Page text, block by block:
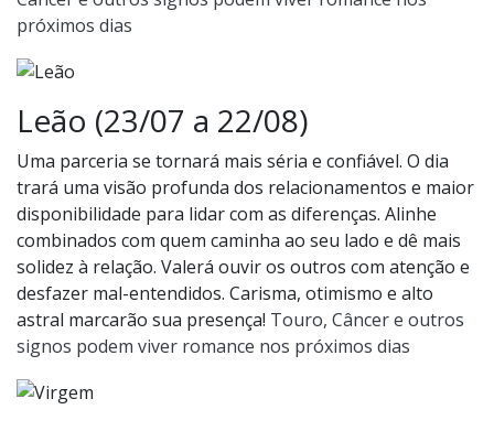
próximos dias
Leão (23/07 a 22/08)
Uma parceria se tornará mais séria e confiável. O dia
trará uma visão profunda dos relacionamentos e maior
disponibilidade para lidar com as diferenças. Alinhe
combinados com quem caminha ao seu lado e dê mais
solidez à relação. Valerá ouvir os outros com atenção e
desfazer mal-entendidos. Carisma, otimismo e alto
astral marcarão sua presença! Touro, Câncer e outros
signos podem viver romance nos próximos dias